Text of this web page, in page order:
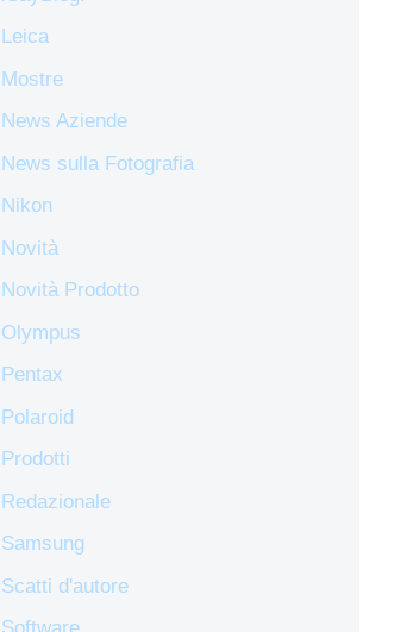
Leica
Mostre
News Aziende
News sulla Fotografia
Nikon
Novità
Novità Prodotto
Olympus
Pentax
Polaroid
Prodotti
Redazionale
Samsung
Scatti d'autore